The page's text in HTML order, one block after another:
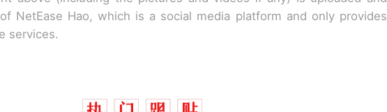
NetEase Hao, which is a social media platform and only provides
services.